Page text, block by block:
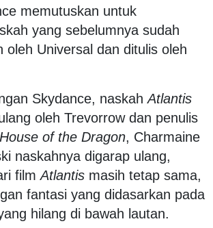
memutuskan untuk
yang sebelumnya sudah
oleh Universal dan ditulis oleh
Skydance, naskahAtlantis
oleh Trevorrow dan penulis
House of the Dragon, Charmaine
naskahnya digarap ulang,
filmAtlantis masih tetap sama,
fantasi yang didasarkan pada
hilang di bawah lautan.